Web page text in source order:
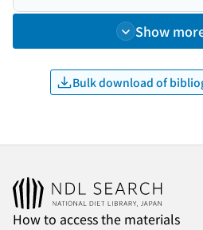
Show
Bulk download of
How to access the materials